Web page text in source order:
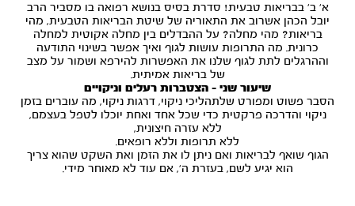
א' ב' בבריאות טבעית! סדרת בסיס בנושא רפואה בו מסביר הרב
יובל הכהן אשרוב את התאוריה של שיטת הבריאות הטבעית, מהי
בריאות? מהי מחלה? על ההבדלים בין מחלה אקוטית למחלה
כרונית. מה התרופות עושות לגוף ואיך אפשר בשינוי התודעה
וההרגלים לתת לגוף שלנו את האפשרות להירפא ושמור על מצב
של בריאות אמיתית.
שיעור שני - הצטברות רעלים וניקויים
הסבר פשוט ומפורט שלתהליכי ניקוי, דרגות ניקוי, מה עוברים בזמן
ניקוי והדרכה פרקטית כדי שכל אחד ואחת יוכלו לטפל בעצמם,
ללא עזרה חיצונית,
ללא תרופות וללא רופאים.
הגוף שואף לבריאות ואם ניתן לו את הזמן ואת השקט שהוא צריך
הוא יגיע לשם, בעזרת ה', אם עוד לא מאוחר מידי.